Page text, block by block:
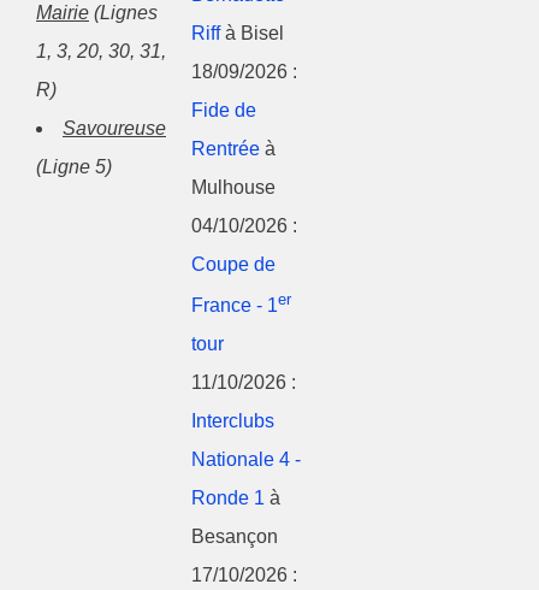
Mairie (Lignes
1, 3, 20, 30, 31,
R)
Savoureuse
(Ligne 5)
Riffà Bisel
18/09/2026 :
Fide de
Rentrée à
Mulhouse
04/10/2026 :
Coupe de
France - 1er
tour
11/10/2026 :
Interclubs
Nationale 4 -
Ronde 1 à
Besançon
17/10/2026 :